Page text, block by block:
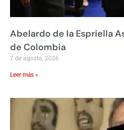
Abelardo de la Espriella
de Colombia
7 de agosto, 2026
Leer más »